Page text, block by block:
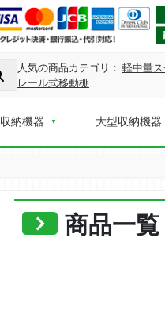
人気の商品カテゴリ： 軽中量
レール式移動棚
収納機器 大型収納機器
商品一覧